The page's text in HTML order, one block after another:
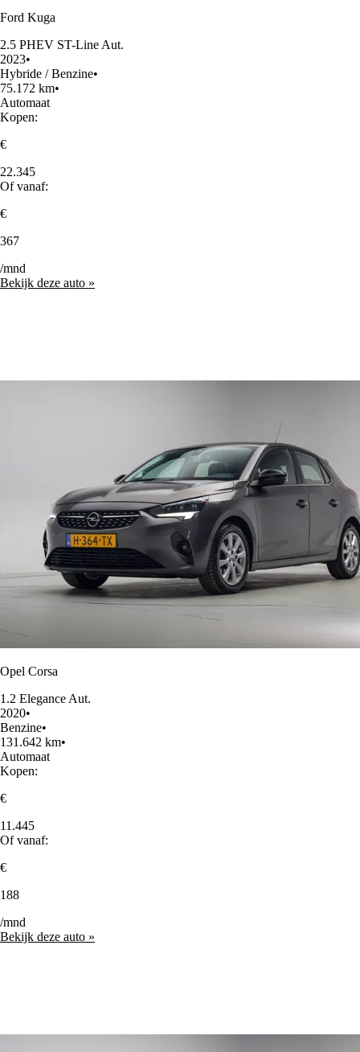
Ford Kuga
2.5 PHEV ST-Line Aut.
2023•
Hybride / Benzine•
75.172 km•
Automaat
Kopen:
€
22.345
Of vanaf:
€
367
/mnd
Bekijk deze auto »
Opel Corsa
1.2 Elegance Aut.
2020•
Benzine•
131.642 km•
Automaat
Kopen:
€
11.445
Of vanaf:
€
188
/mnd
Bekijk deze auto »